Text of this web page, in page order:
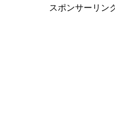
スポンサーリン